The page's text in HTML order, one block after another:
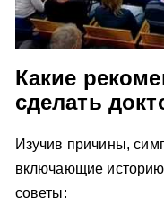
Какие
сделать
Изучив причины,
включающие историю
советы: